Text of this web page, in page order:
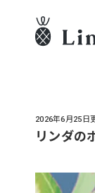
2026年6月25日
リンダの